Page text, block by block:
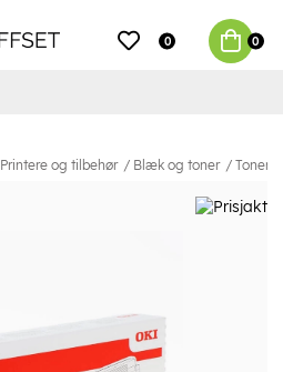
0 0
Printere og tilbehør Blæk og toner Toner